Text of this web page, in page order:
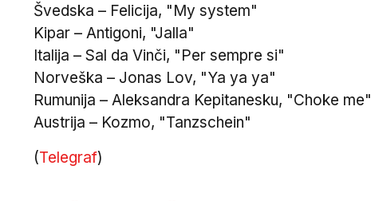
Švedska – Felicija, "My system"
Kipar – Antigoni, "Jalla"
Italija – Sal da Vinči, "Per sempre si"
Norveška – Jonas Lov, "Ya ya ya"
Rumunija – Aleksandra Kepitanesku, "Choke me"
Austrija – Kozmo, "Tanzschein"
(Telegraf)